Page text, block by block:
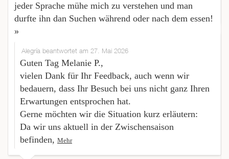
jeder Sprache mühe mich zu verstehen und man
durfte ihn dan Suchen während oder nach dem essen!
»
Alegría beantwortet am 27. Mai 2026
Guten Tag Melanie P.,
vielen Dank für Ihr Feedback, auch wenn wir
bedauern, dass Ihr Besuch bei uns nicht ganz Ihren
Erwartungen entsprochen hat.
Gerne möchten wir die Situation kurz erläutern:
Da wir uns aktuell in der Zwischensaison
befinden, Mehr